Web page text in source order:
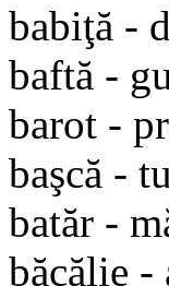
babiţă -
baftă -
barot -
başcă -
batăr -
băcălie -